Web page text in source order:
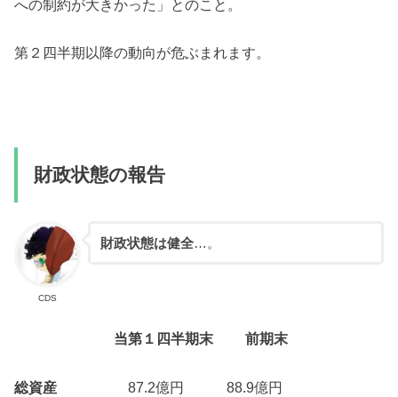
への制約が大きかった」とのこと。
第２四半期以降の動向が危ぶまれます。
財政状態の報告
CDS
財政状態は健全…。
当第１四半期末前期末
総資産 87.2億円 88.9億円